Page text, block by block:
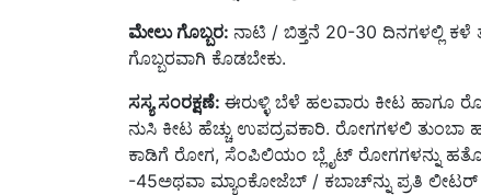
ಮೇಲು ಗೊಬ್ಬರ: ನಾಟಿ / ಬಿತ್ತನೆ 20-30 ದಿನಗಳಲ್ಲಿ
ಗೊಬ್ಬರವಾಗಿ ಕೊಡಬೇಕು.
ಸಸ್ಯ ಸಂರಕ್ಷಣೆ: ಈರುಳ್ಳಿ ಬೆಳೆ ಹಲವಾರು ಕೀಟ ಹಾಗೂ
ನುಸಿ ಕೀಟ ಹೆಚ್ಚು ಉಪದ್ರವಕಾರಿ. ರೋಗಗಳಲಿ
ಕಾಡಿಗೆ ರೋಗ, ಸೆಂಪಿಲಿಯಂ ಬ್ಲೈಟ್ ರೋಗಗಳನ್ನು
-45ಅಥವಾ ಮ್ಯಾಂಕೋಜೆಬ್ / ಕಬಾಚ್‍ನ್ನು ಪ್ರತಿ